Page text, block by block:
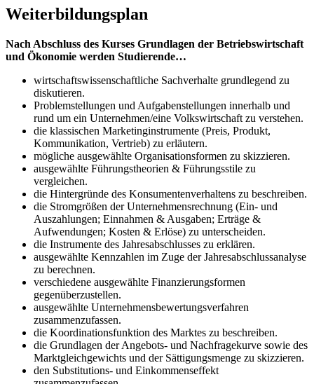
Weiterbildungsplan
Nach Abschluss des Kurses Grundlagen der Betriebswirtschaft
und Ökonomie werden Studierende…
wirtschaftswissenschaftliche Sachverhalte grundlegend zu
diskutieren.
Problemstellungen und Aufgabenstellungen innerhalb und
rund um ein Unternehmen/eine Volkswirtschaft zu verstehen.
die klassischen Marketinginstrumente (Preis, Produkt,
Kommunikation, Vertrieb) zu erläutern.
mögliche ausgewählte Organisationsformen zu skizzieren.
ausgewählte Führungstheorien & Führungsstile zu
vergleichen.
die Hintergründe des Konsumentenverhaltens zu beschreiben.
die Stromgrößen der Unternehmensrechnung (Ein- und
Auszahlungen; Einnahmen & Ausgaben; Erträge &
Aufwendungen; Kosten & Erlöse) zu unterscheiden.
die Instrumente des Jahresabschlusses zu erklären.
ausgewählte Kennzahlen im Zuge der Jahresabschlussanalyse
zu berechnen.
verschiedene ausgewählte Finanzierungsformen
gegenüberzustellen.
ausgewählte Unternehmensbewertungsverfahren
zusammenzufassen.
die Koordinationsfunktion des Marktes zu beschreiben.
die Grundlagen der Angebots- und Nachfragekurve sowie des
Marktgleichgewichts und der Sättigungsmenge zu skizzieren.
den Substitutions- und Einkommenseffekt